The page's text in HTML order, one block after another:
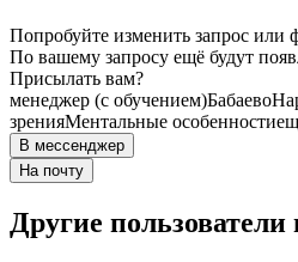
Попробуйте изменить запрос или
По вашему запросу ещё будут
Присылать вам?
менеджер (с обучением)Бабаево
зренияМентальные особенности
В мессенджер
На почту
Другие